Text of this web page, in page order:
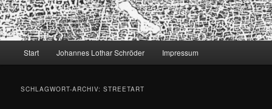
Start Johannes Lothar Schröder Impressum
SCHLAGWORT-ARCHIV:STREETART